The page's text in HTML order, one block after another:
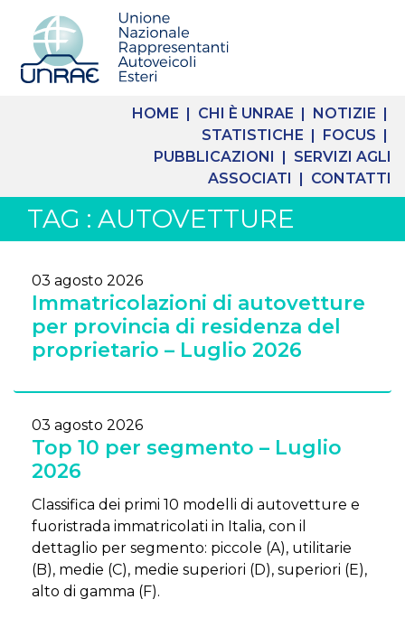
HOME | CHI È UNRAE | NOTIZIE |
STATISTICHE | FOCUS |
PUBBLICAZIONI | SERVIZI AGLI
ASSOCIATI | CONTATTI
TAG : AUTOVETTURE
03 agosto 2026
Immatricolazioni di autovetture
per provincia di residenza del
proprietario – Luglio 2026
03 agosto 2026
Top 10 per segmento – Luglio
2026
Classifica dei primi 10 modelli di autovetture e
fuoristrada immatricolati in Italia, con il
dettaglio per segmento: piccole (A), utilitarie
(B), medie (C), medie superiori (D), superiori (E),
alto di gamma (F).